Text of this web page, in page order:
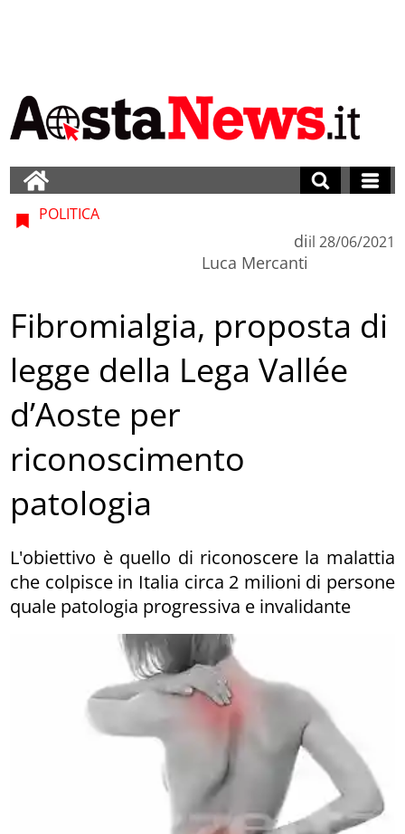
POLITICA
di
Luca Mercanti
il 28/06/2021
Fibromialgia, proposta di
legge della Lega Vallée
d’Aoste per
riconoscimento
patologia
L'obiettivo è quello di riconoscere la malattia
che colpisce in Italia circa 2 milioni di persone
quale patologia progressiva e invalidante